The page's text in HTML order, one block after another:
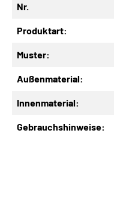
Nr.
Produktart:
Muster:
Außenmaterial:
Innenmaterial:
Gebrauchshinweise: